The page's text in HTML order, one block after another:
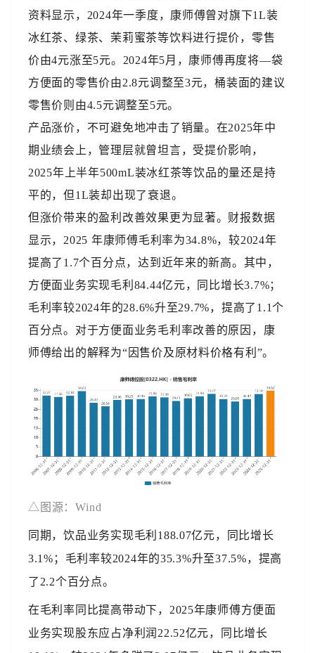
资料显示，2024年一季度，康师傅曾对旗下1L装
冰红茶、绿茶、茉莉蜜茶等饮料进行提价，零售
价由4元涨至5元。2024年5月，康师傅再度将—袋
方便面的零售价由2.8元调整至3元，桶装面的建议
零售价则由4.5元调整至5元。
产品涨价，不可避免地冲击了销量。在2025年中
期业绩会上，管理层就曾坦言，受提价影响，
2025年上半年500mL装冰红茶等饮品的量还是持
平的，但1L装却出现了衰退。
但涨价带来的盈利改善效果更为显著。财报数据
显示，2025 年康师傅毛利率为34.8%，较2024年
提高了1.7个百分点，达到近年来的新高。其中，
方便面业务实现毛利84.44亿元，同比增长3.7%；
毛利率较2024年的28.6%升至29.7%，提高了1.1个
百分点。对于方便面业务毛利率改善的原因，康
师傅给出的解释为“因售价及原材料价格有利”。
△ 图源：Wind
同期，饮品业务实现毛利188.07亿元，同比增长
3.1%；毛利率较2024年的35.3%升至37.5%，提高
了2.2个百分点。
在毛利率同比提高带动下，2025年康师傅方便面
业务实现股东应占净利润22.52亿元，同比增长